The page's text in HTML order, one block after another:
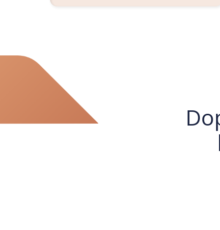
– Varní deska
Obklady: Bílý lesk 30×60 cm rektifikovaný
Dlažby: Italská rektifikovaná dlažba Loft White
Zdi: Bílá malba